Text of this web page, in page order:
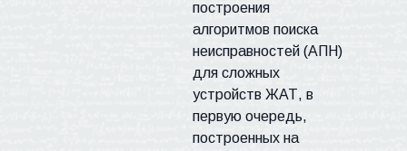
построения
алгоритмов поиска
неисправностей (АПН)
для сложных
устройств ЖАТ, в
первую очередь,
построенных на